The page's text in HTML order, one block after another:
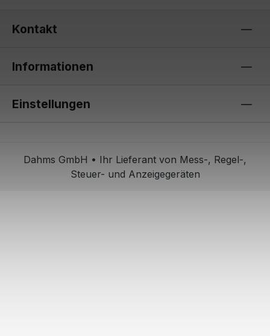
Kontakt
Informationen
Einstellungen
Dahms GmbH • Ihr Lieferant von Mess-, Regel-,
Steuer- und Anzeigegeräten